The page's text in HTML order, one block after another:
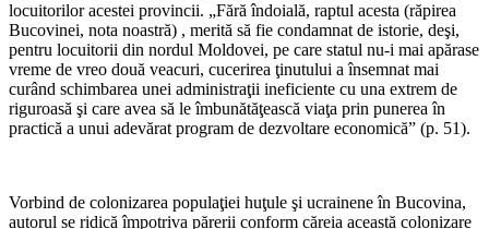
locuitorilor acestei provincii. „Fără în­doială, raptul acesta (răpirea
Bucovinei, nota noastră) , me­rită să fie condamnat de istorie, deşi,
pentru locuitorii din nordul Moldovei, pe care statul nu-i mai apărase
vreme de vreo două veacuri, cucerirea ţinutului a însemnat mai
curând schimbarea unei administraţii ine­ficiente cu una extrem de
rigu­roasă şi care avea să le îmbu­nătăţească viaţa prin punerea în
practică a unui adevărat pro­gram de dezvoltare economică” (p. 51).
Vorbind de colonizarea po­pulaţiei huţule şi ucrainene în Bucovina,
autorul se ridică îm­potriva părerii conform căreia această colonizare